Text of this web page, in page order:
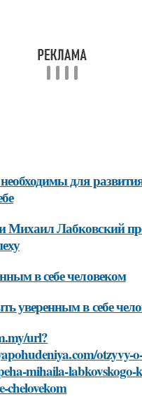
для
Михаил Лабковский
в себе человеком
уверенным в себе
url?
otzyvy-
mihaila-labkovskogo-
chelovekom